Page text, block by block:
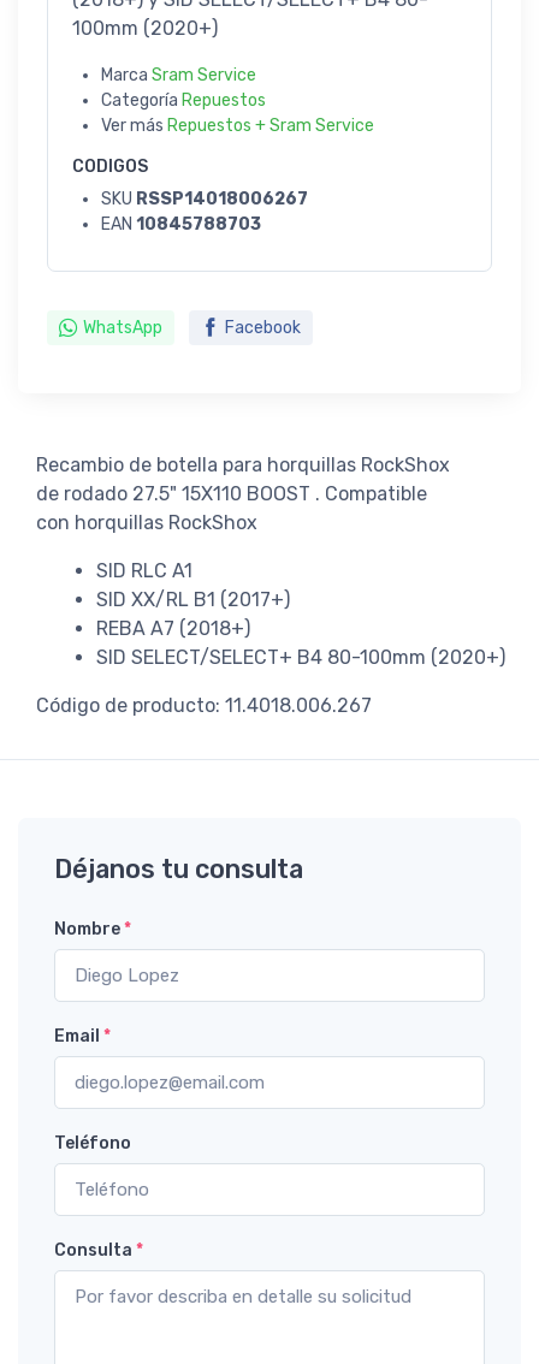
100mm (2020+)
Marca Sram Service
Categoría Repuestos
Ver más Repuestos + Sram Service
CODIGOS
SKU RSSP14018006267
EAN 10845788703
WhatsApp Facebook
Recambio de botella para horquillas RockShox
de rodado 27.5" 15X110 BOOST . Compatible
con horquillas RockShox
SID RLC A1
SID XX/RL B1 (2017+)
REBA A7 (2018+)
SID SELECT/SELECT+ B4 80-100mm (2020+)
Código de producto: 11.4018.006.267
Déjanos tu consulta
Nombre*
Email *
Teléfono
Consulta *